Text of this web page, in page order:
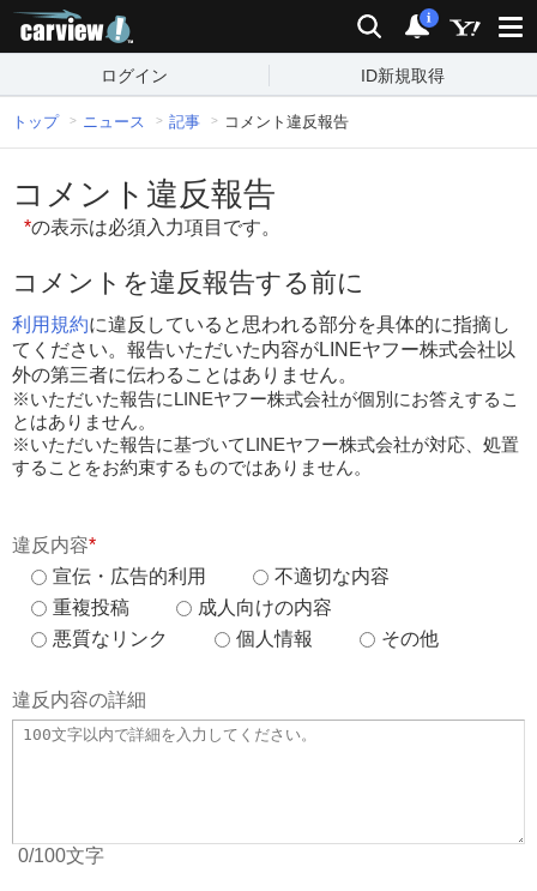
検索 通知
i
ログイン ID新規取得
トップ ニュース 記事 コメント違反報告
コメント違反報告
*の表示は必須入力項目です。
コメントを違反報告する前に
利用規約に違反していると思われる部分を具体的に指摘し
てください。報告いただいた内容がLINEヤフー株式会社以
外の第三者に伝わることはありません。
※いただいた報告にLINEヤフー株式会社が個別にお答えするこ
とはありません。
※いただいた報告に基づいてLINEヤフー株式会社が対応、処置
することをお約束するものではありません。
違反内容*
宣伝・広告的利用
不適切な内容
重複投稿
成人向けの内容
悪質なリンク
個人情報 その他
違反内容の詳細
0/100文字